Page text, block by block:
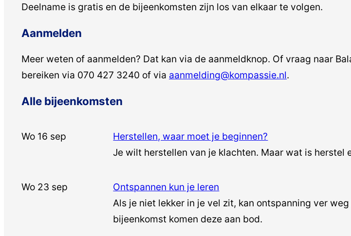
Deelname is gratis en de bijeenkomsten zijn los van elkaar te volgen.
Aanmelden
Meer weten of aanmelden? Dat kan via de aanmeldknop. Of vraag naar
bereiken via 070 427 3240 of via aanmelding@kompassie.nl.
Alle bijeenkomsten
Wo 16 sep
Herstellen, waar moet je beginnen?
Je wilt herstellen van je klachten. Maar wat is herstel
Wo 23 sep
Ontspannen kun je leren
Als je niet lekker in je vel zit, kan ontspanning ver
bijeenkomst komen deze aan bod.